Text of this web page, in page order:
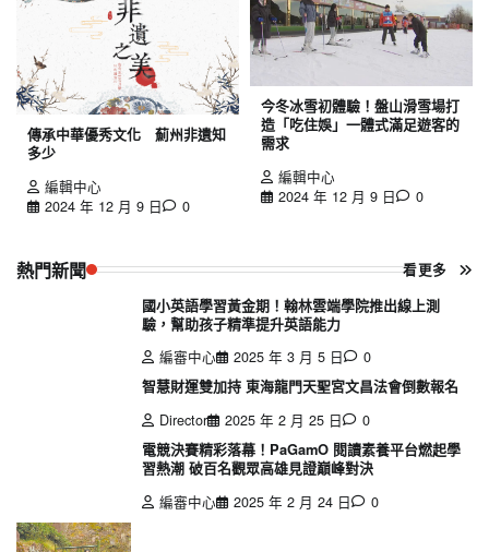
傳承中華優秀文化 薊州非遺知
多少
編輯中心
2024 年 12 月 9 日
0
今冬冰雪初體驗！盤山滑雪場打
造「吃住娛」一體式滿足遊客的
需求
編輯中心
2024 年 12 月 9 日
0
熱門新聞 看更多
國小英語學習黃金期！翰林雲端學院推出線上測
驗，幫助孩子精準提升英語能力
編審中心
2025 年 3 月 5 日
0
智慧財運雙加持 東海龍門天聖宮文昌法會倒數報名
Director
2025 年 2 月 25 日
0
電競決賽精彩落幕！PaGamO 閱讀素養平台燃起學
習熱潮 破百名觀眾高雄見證巔峰對決
編審中心
2025 年 2 月 24 日 0